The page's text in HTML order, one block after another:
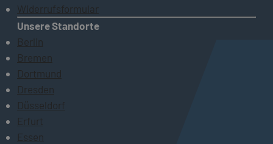
Widerrufsformular
Unsere Standorte
Berlin
Bremen
Dortmund
Dresden
Düsseldorf
Erfurt
Essen